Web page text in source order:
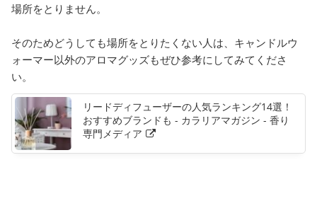
場所をとりません。
そのためどうしても場所をとりたくない人は、キャンドルウ
ォーマー以外のアロマグッズもぜひ参考にしてみてくださ
い。
リードディフューザーの人気ランキング14選！
おすすめブランドも - カラリアマガジン - 香り
専門メディア